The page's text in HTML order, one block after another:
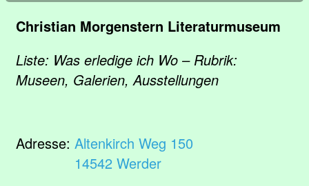
Christian Morgenstern Literaturmuseum
Liste: Was erledige ich Wo – Rubrik:
Museen, Galerien, Ausstellungen
Adresse: Altenkirch Weg 150
14542 Werder